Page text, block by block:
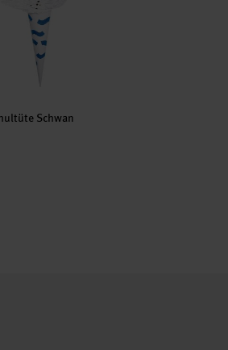
Schwan